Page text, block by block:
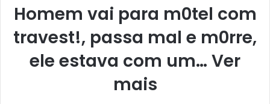
Homem vai para m0tel com
travest!, passa mal e m0rre,
ele estava com um… Ver
mais